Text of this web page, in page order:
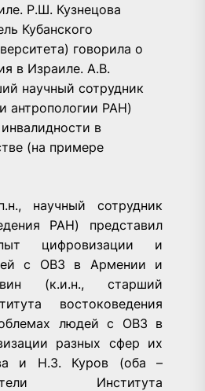
Р.Ш. Кузнецова
Кубанского
говорила о
в Израиле. А.В.
научный сотрудник
антропологии РАН)
в
(на примере
научный сотрудник
РАН) представил
цифровизации и
с ОВЗ в Армении и
(к.и.н., старший
востоковедения
людей с ОВЗ в
разных сфер их
и Н.З. Куров (оба –
Института